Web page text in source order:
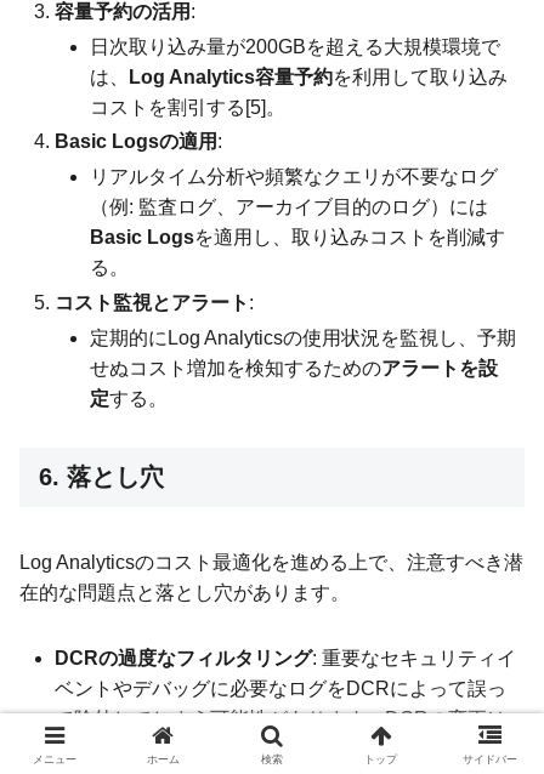
容量予約の活用 :
日次取り込み量が200GBを超える大規模環境で
は、
Log Analytics容量予約を利用して取り込み
コストを割引する[5]。
Basic Logsの適用 :
リアルタイム分析や頻繁なクエリが不要なログ
（例: 監査ログ、アーカイブ目的のログ）には
Basic Logsを適用し、取り込みコストを削減す
る。
コスト監視とアラート :
定期的にLog Analyticsの使用状況を監視し、予期
せぬコスト増加を検知するためのアラートを設
定する。
6. 落とし穴
Log Analyticsのコスト最適化を進める上で、注意すべき潜
在的な問題点と落とし穴があります。
DCRの過度なフィルタリング: 重要なセキュリティイ
ベントやデバッグに必要なログをDCRによって誤っ
て除外してしまう可能性があります。DCRの変更は
慎重に行い、テスト環境で検証することが不可欠で
メニュー ホーム 検索 トップ サイドバー